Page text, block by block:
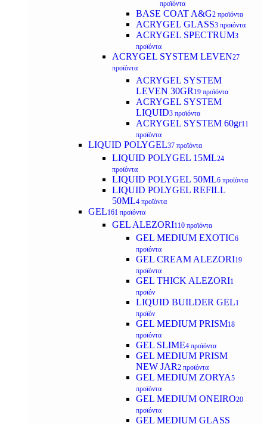
προϊόντα
BASE COAT A&G2 προϊόντα
ACRYGEL GLASS3 προϊόντα
ACRYGEL SPECTRUM3
προϊόντα
ACRYGEL SYSTEM LEVEN27
προϊόντα
ACRYGEL SYSTEM
LEVEN 30GR 19 προϊόντα
ACRYGEL SYSTEM
LIQUID3 προϊόντα
ACRYGEL SYSTEM 60gr11
προϊόντα
LIQUID POLYGEL37 προϊόντα
LIQUID POLYGEL 15ML24
προϊόντα
LIQUID POLYGEL 50ML6 προϊόντα
LIQUID POLYGEL REFILL
50ML4 προϊόντα
GEL161 προϊόντα
GEL ALEZORI110 προϊόντα
GEL MEDIUM EXOTIC6
προϊόντα
GEL CREAM ALEZORI19
προϊόντα
GEL THICK ALEZORI1
προϊόν
LIQUID BUILDER GEL1
προϊόν
GEL MEDIUM PRISM18
προϊόντα
GEL SLIME4 προϊόντα
GEL MEDIUM PRISM
NEW JAR2 προϊόντα
GEL MEDIUM ZORYA5
προϊόντα
GEL MEDIUM ONEIRO20
προϊόντα
GEL MEDIUM GLASS